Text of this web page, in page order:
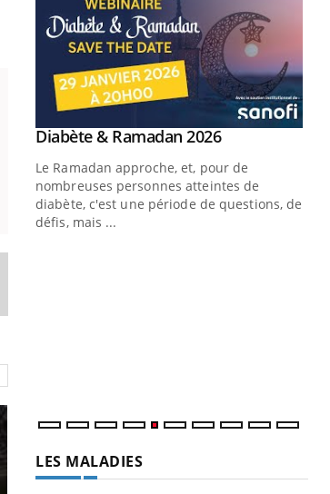
Youtube
Diabète & Ramadan 2026Youtube
Le Ramadan approche, et, pour de
nombreuses personnes atteintes de
diabète, c'est une période de questions, de
défis, mais ...
LES MALADIES